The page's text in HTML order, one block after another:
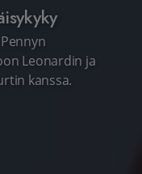
Leonardin ja
kanssa.